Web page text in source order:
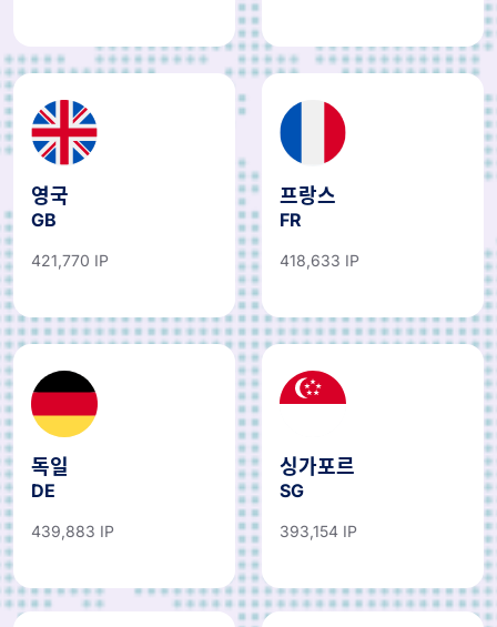
영국
GB
421,770 IP
프랑스
FR
418,633 IP
독일
DE
439,883 IP
싱가포르
SG
393,154 IP